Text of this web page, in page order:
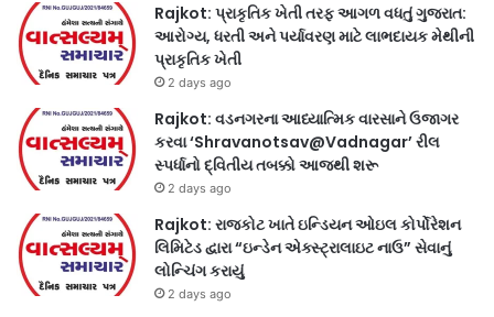
Rajkot: પ્રાકૃતિક ખેતી તરફ આગળ વધતું ગુજરાત:
આરોગ્ય, ધરતી અને પર્યાવરણ માટે લાભદાયક મેથીની
પ્રાકૃતિક ખેતી
2 days ago
Rajkot: વડનગરના આધ્યાત્મિક વારસાને ઉજાગર
કરવા ‘Shravanotsav@Vadnagar’ રીલ
સ્પર્ધાનો દ્વિતીય તબક્કો આજથી શરૂ
2 days ago
Rajkot: રાજકોટ ખાતે ઇન્ડિયન ઓઇલ કોર્પોરેશન
લિમિટેડ દ્વારા “ઇન્ડેન એક્સ્ટ્રાલાઇટ નાઉ” સેવાનું
લોન્ચિંગ કરાયું
2 days ago